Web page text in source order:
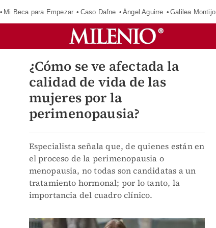
Mi Beca para Empezar Caso Dafne Ángel Aguirre Galilea Montijo
¿Cómo se ve afectada la
calidad de vida de las
mujeres por la
perimenopausia?
Especialista señala que, de quienes están en
el proceso de la perimenopausia o
menopausia, no todas son candidatas a un
tratamiento hormonal; por lo tanto, la
importancia del cuadro clínico.